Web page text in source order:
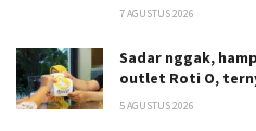
7 AGUSTUS 2026
Sadar nggak,
outlet Roti O,
5 AGUSTUS 2026